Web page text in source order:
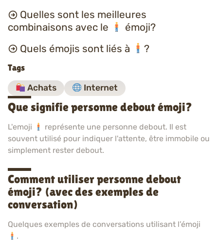
Quelles sont les meilleures
combinaisons avec le
émoji?
Quels émojis sont liés à
?
Tags
Achats Internet
Que signifie personne debout émoji?
L'emoji
représente une personne debout. Il est
souvent utilisé pour indiquer l'attente, être immobile ou
simplement rester debout.
Comment utiliser personne debout
émoji? (avec des exemples de
conversation)
Quelques exemples de conversations utilisant l’émoji
.